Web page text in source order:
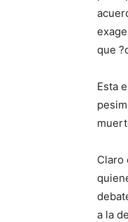
que
Esta
Claro
a la